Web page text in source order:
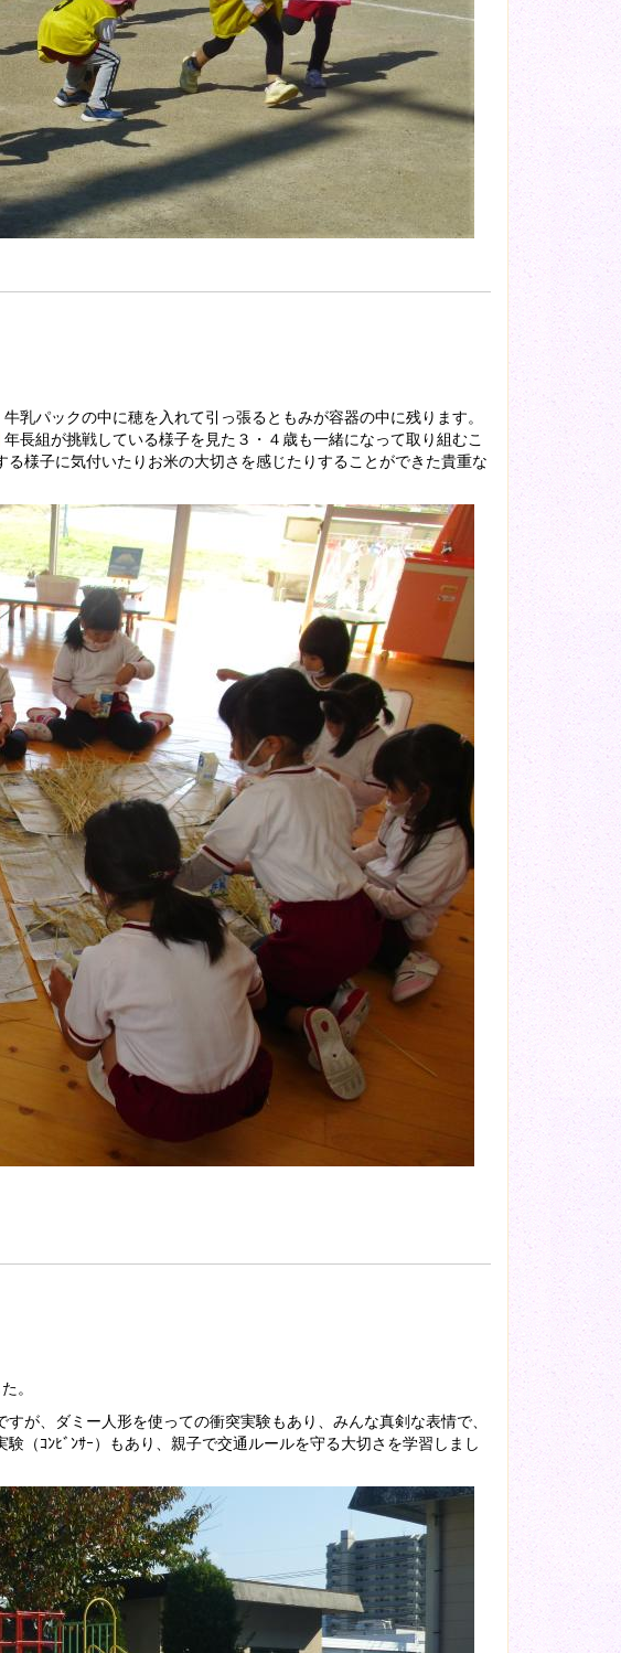
牛乳パックの中に穂を入れて引っ張るともみが容器の中に残ります。
年長組が挑戦している様子を見た３・４歳も一緒になって取り組むこ
様子に気付いたりお米の大切さを感じたりすることができた貴重な
。
が、ダミー人形を使っての衝突実験もあり、みんな真剣な表情で、
（ｺﾝﾋﾞﾝｻｰ）もあり、親子で交通ルールを守る大切さを学習しまし